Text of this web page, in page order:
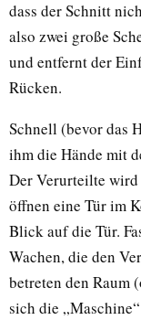
dass der Schnitt
also zwei große
und entfernt der
Rücken.
Schnell (bevor das
ihm die Hände mit
Der Verurteilte wird
öffnen eine Tür im
Blick auf die Tür.
Wachen, die den
betreten den Raum
sich die